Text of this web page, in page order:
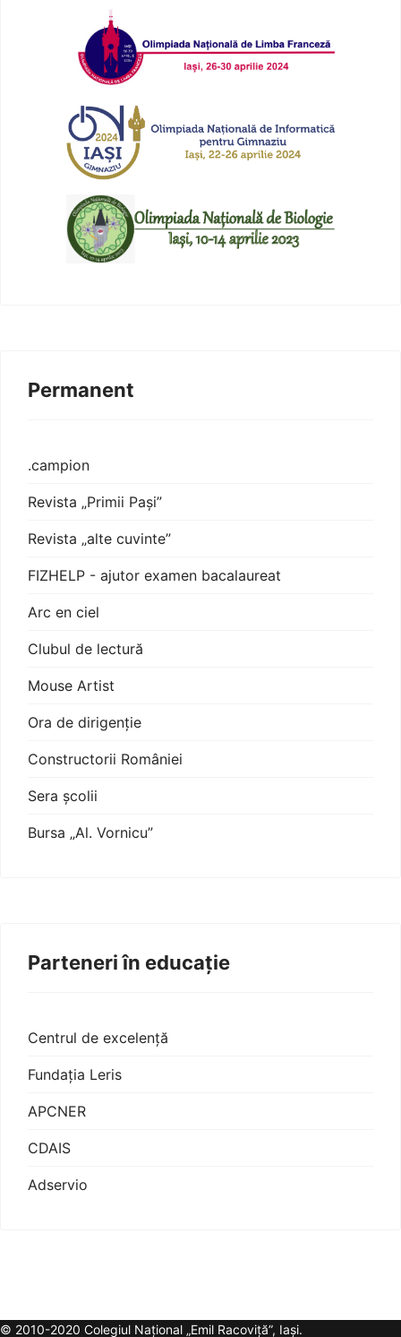
Permanent
.campion
Revista „Primii Pași”
Revista „alte cuvinte”
FIZHELP - ajutor examen bacalaureat
Arc en ciel
Clubul de lectură
Mouse Artist
Ora de dirigenție
Constructorii României
Sera școlii
Bursa „Al. Vornicu”
Parteneri în educație
Centrul de excelență
Fundația Leris
APCNER
CDAIS
Adservio
© 2010-2020 Colegiul Național „Emil Racoviță”, Iași.